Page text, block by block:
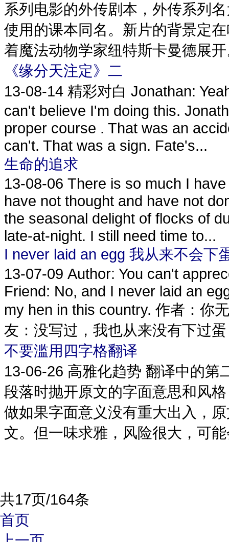
系列电影的外传剧本，外传系列
使用的课本同名。新片的背景定
着魔法动物学家纽特斯卡曼德展
《缘分天注定》二
13-08-14 精彩对白 Jonathan:
can't believe I'm doing this.
proper course . That was an
can't. That was a sign. Fate's...
生命的追求
13-08-06 There is so much I
have not thought and have not
the seasonal delight of flocks of
late-at-night. I still need time to...
I never laid an egg 我从来不会下
13-07-09 Author: You can't
Friend: No, and I never laid an
my hen in this country. 作者：你
友：没写过，我也从来没有下过
不要滥用四字格翻译
13-06-26 高雅化趋势 翻译中的第
段落时抛开原文的字面意思和风
做如果字面意义没有重大出入，
文。但一味求雅，风险很大，可
共17页/164条
首页